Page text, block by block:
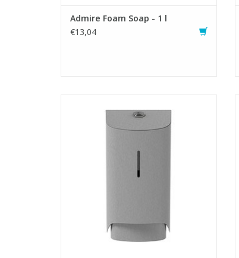
Admire Foam Soap - 1 l
€13,04
roestvrij staal met soepele drukknop.
- Geschikt voor 400 ml
- Biedt een goede handhygiëne voor alle
- Schuimzeep voor een sterk gereduceerd